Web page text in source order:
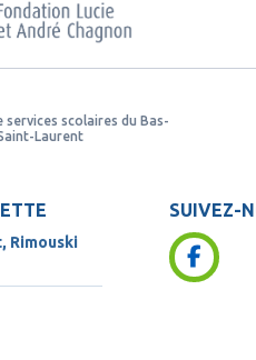
services scolaires du Bas-
Laurent
Rimouski
SUIVEZ-